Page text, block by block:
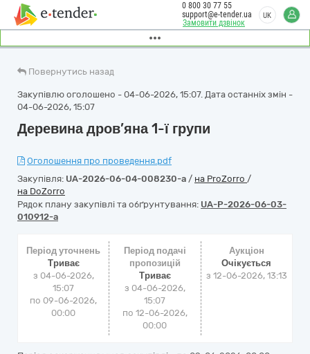
Замовити дзвінок
0 800 30 77 55
support@e-tender.ua
UK
Повернутись назад
Закупівлю оголошено - 04-06-2026, 15:07. Дата останніх змін -
04-06-2026, 15:07
Деревина дров’яна 1-ї групи
Оголошення про проведення.pdf
Закупівля: UA-2026-06-04-008230-a / на ProZorro /
на DoZorro
Рядок плану закупівлі та обґрунтування: UA-P-2026-06-03-
010912-a
Період уточнень
Триває
з 04-06-2026,
15:07
по 09-06-2026,
00:00
Період подачі
пропозицій
Триває
з 04-06-2026,
15:07
по 12-06-2026,
00:00
Аукціон
Очікується
з 12-06-2026, 13:13